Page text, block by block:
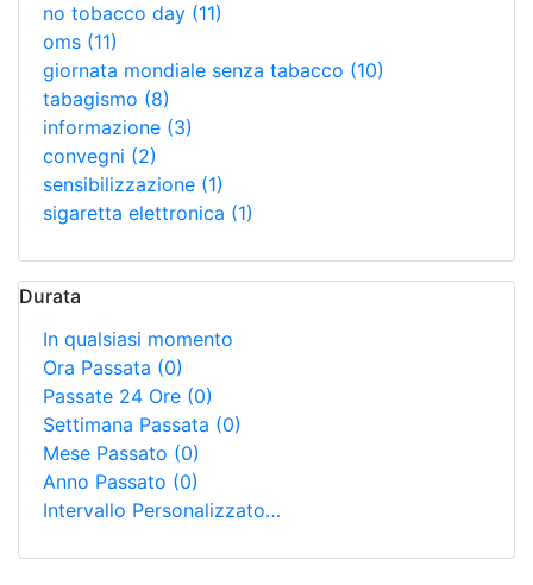
no tobacco day (11)
oms (11)
giornata mondiale senza tabacco (10)
tabagismo (8)
informazione (3)
convegni (2)
sensibilizzazione (1)
sigaretta elettronica (1)
Durata
In qualsiasi momento
Ora Passata (0)
Passate 24 Ore (0)
Settimana Passata (0)
Mese Passato (0)
Anno Passato (0)
Intervallo Personalizzato…